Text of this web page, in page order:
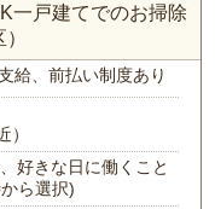
一戸建てでのお掃除
給、前払い制度あり
）
好きな日に働くこと
ら選択)